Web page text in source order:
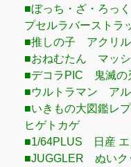
■ぼっち・ざ・ろっ
プセルラバーストラ
■推しの子 アクリ
■おねむたん マッ
■デコラPIC 鬼滅
■ウルトラマン アル
■いきもの大図鑑レ
ヒゲトカゲ
■1/64PLUS 日産
■JUGGLER ぬいク